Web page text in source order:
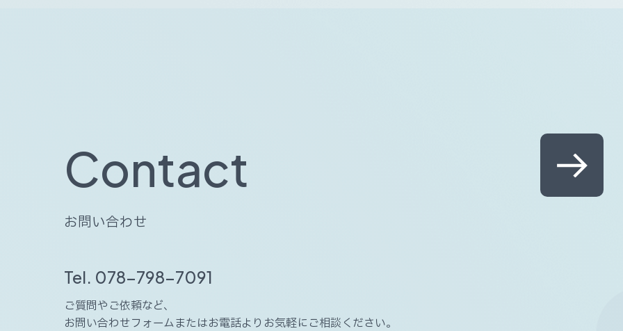
Contact
お問い合わせ
Tel. 078-798-7091
ご質問やご依頼など、
お問い合わせフォームまたはお電話よりお気軽にご相談ください。